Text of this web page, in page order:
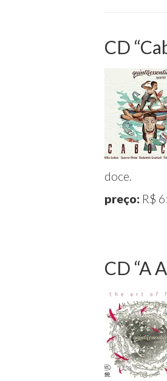
CD
doce.
preço: R$
CD “A